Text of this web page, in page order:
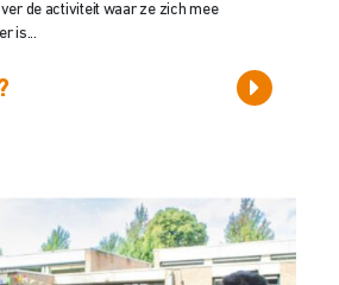
de activiteit waar ze zich mee
is...